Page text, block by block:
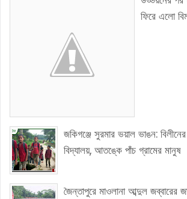
ফিরে এলো
জকিগঞ্জে সুরমার ভয়াল ভাঙন:
বিদ্যালয়, আতঙ্কে পাঁচ গ্রামের মানুষ
জৈন্তাপুরে মাওলানা আব্দুল জব্বারের